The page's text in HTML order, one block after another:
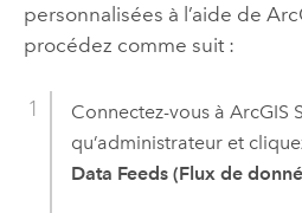
personnalisées à l’aide de
procédez comme suit :
Connectez-vous à ArcGIS
qu’administrateur et
Data Feeds (Flux de